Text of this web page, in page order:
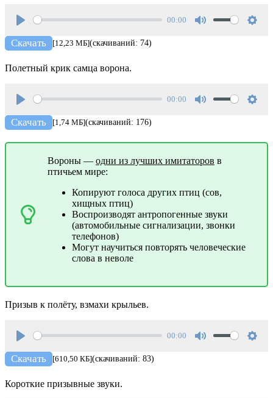
Play
00:00
Скачать [12,23 МБ](скачиваний: 74)
Полетный крик самца ворона.
Play
00:00
Скачать [1,74 МБ](скачиваний: 176)
Вороны — одни из лучших имитаторов в
птичьем мире:
Копируют голоса других птиц (сов,
хищных птиц)
Воспроизводят антропогенные звуки
(автомобильные сигнализации, звонки
телефонов)
Могут научиться повторять человеческие
слова в неволе
Призыв к полёту, взмахи крыльев.
Play
00:00
Скачать [610,50 КБ](скачиваний: 83)
Короткие призывные звуки.